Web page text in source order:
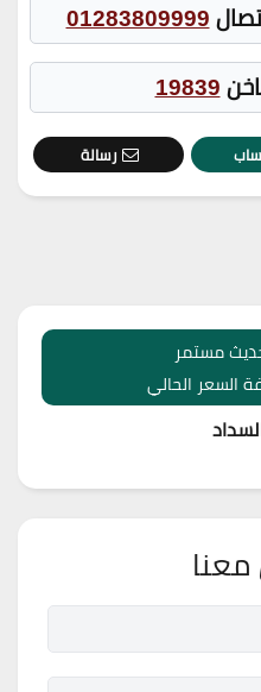
01283809999
19839
رسالة
مستمر
السعر الحالي